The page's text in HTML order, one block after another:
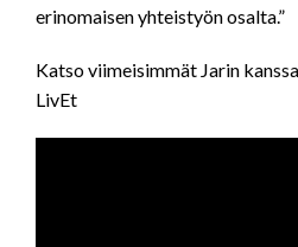
erinomaisen yhteistyön osalta.”
Katso viimeisimmät Jarin
LivEt